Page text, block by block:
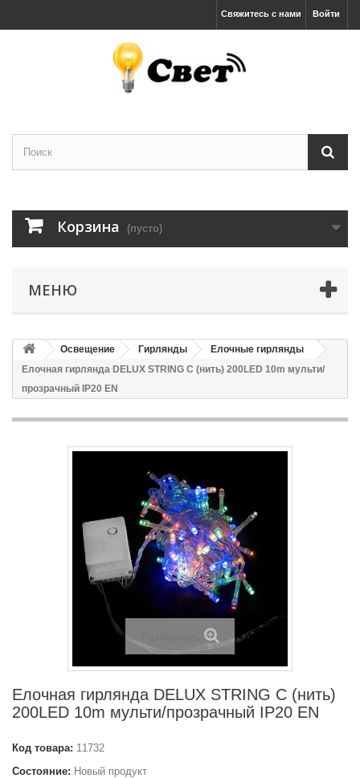
Войти
Свяжитесь с нами
Корзина (пусто)
МЕНЮ
Освещение Гирлянды
Елочные гирлянды
Елочная гирлянда DELUX STRING С (нить) 200LED 10m мульти/
прозрачный IP20 EN
Елочная гирлянда DELUX STRING С (нить)
200LED 10m мульти/прозрачный IP20 EN
Код товара: 11732
Состояние: Новый продукт